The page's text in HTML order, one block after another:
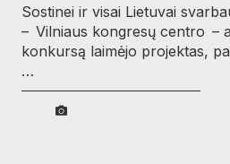
Sostinei ir visai Lietuvai
– Vilniaus kongresų centro –
konkursą laimėjo projektas,
…